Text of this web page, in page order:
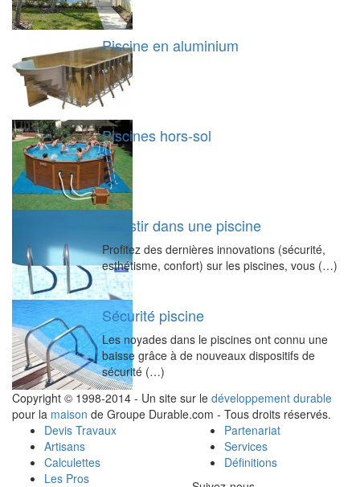
Piscine en aluminium
Piscines hors-sol
Investir dans une piscine
Profitez des dernières innovations (sécurité,
esthétisme, confort) sur les piscines, vous (…)
Sécurité piscine
Les noyades dans le piscines ont connu une
baisse grâce à de nouveaux dispositifs de
sécurité (…)
Copyright © 1998-2014 - Un site sur le développement durable
pour la maison de Groupe Durable.com - Tous droits réservés.
Devis Travaux
Artisans
Calculettes
Les Pros
Partenariat
Services
Définitions